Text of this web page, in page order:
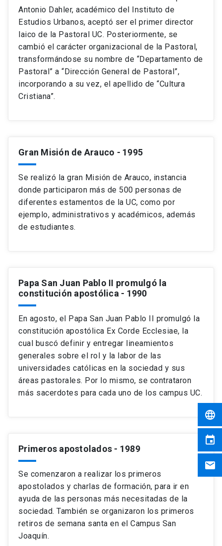
Antonio Dahler, académico del Instituto de
Estudios Urbanos, aceptó ser el primer director
laico de la Pastoral UC. Posteriormente, se
cambió el carácter organizacional de la Pastoral,
transformándose su nombre de “Departamento de
Pastoral” a “Dirección General de Pastoral”,
incorporando a su vez, el apellido de “Cultura
Cristiana”.
Gran Misión de Arauco - 1995
Se realizó la gran Misión de Arauco, instancia
donde participaron más de 500 personas de
diferentes estamentos de la UC, como por
ejemplo, administrativos y académicos, además
de estudiantes.
Papa San Juan Pablo II promulgó la
constitución apostólica - 1990
En agosto, el Papa San Juan Pablo II promulgó la
constitución apostólica Ex Corde Ecclesiae, la
cual buscó definir y entregar lineamientos
generales sobre el rol y la labor de las
universidades católicas en la sociedad y sus
áreas pastorales. Por lo mismo, se contrataron
más sacerdotes para cada uno de los campus UC.
Primeros apostolados - 1989
Se comenzaron a realizar los primeros
apostolados y charlas de formación, para ir en
ayuda de las personas más necesitadas de la
sociedad. También se organizaron los primeros
retiros de semana santa en el Campus San
Joaquín.
language
event
email